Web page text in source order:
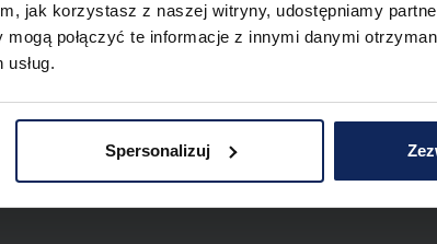
jak korzystasz z naszej witryny, udostępniamy
połączyć te informacje z innymi danymi
Spersonalizuj